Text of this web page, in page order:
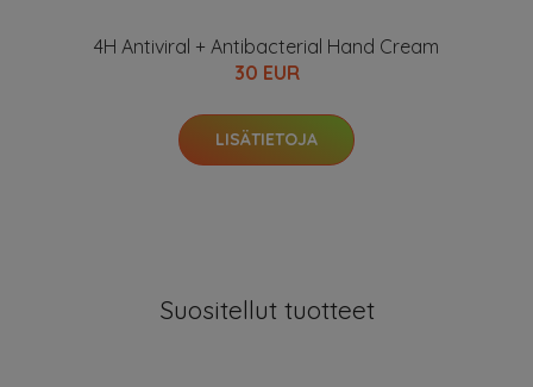
4H Antiviral + Antibacterial Hand Cream
30 EUR
LISÄTIETOJA
Suositellut tuotteet